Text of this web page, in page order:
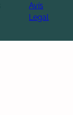
Avís
Legal